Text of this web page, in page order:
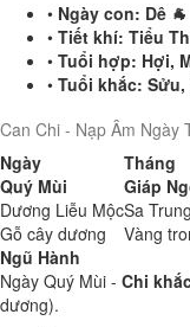
• Ngày con: Dê 🐐
• Tiết khí: Tiểu
• Tuổi hợp: Hợi,
• Tuổi khắc: Sửu,
Can Chi - Nạp Âm Ngày
Ngày
Tháng
Quý Mùi
Giáp
Dương Liễu MộcSa
Gỗ cây dương
Vàng
Ngũ Hành
Ngày Quý Mùi - Chi
dương).